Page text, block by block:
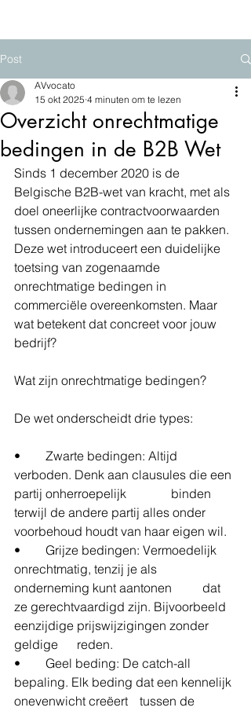
Post
Overzicht onrechtmatige
bedingen in de B2B Wet
AVvocato
15 okt 2025 4 minuten om te lezen
Sinds 1 december 2020 is de
Belgische B2B-wet van kracht, met als
doel oneerlijke contractvoorwaarden
tussen ondernemingen aan te pakken.
Deze wet introduceert een duidelijke
toetsing van zogenaamde
onrechtmatige bedingen in
commerciële overeenkomsten. Maar
wat betekent dat concreet voor jouw
bedrijf?
Wat zijn onrechtmatige bedingen?
De wet onderscheidt drie types:
• 	Zwarte bedingen: Altijd
verboden. Denk aan clausules die een
partij onherroepelijk 		binden
terwijl de andere partij alles onder
voorbehoud houdt van haar eigen wil.
• 	Grijze bedingen: Vermoedelijk
onrechtmatig, tenzij je als
onderneming kunt aantonen 	dat
ze gerechtvaardigd zijn. Bijvoorbeeld
eenzijdige prijswijzigingen zonder
geldige 	reden.
• 	Geel beding: De catch-all
bepaling. Elk beding dat een kennelijk
onevenwicht creëert 	tussen de